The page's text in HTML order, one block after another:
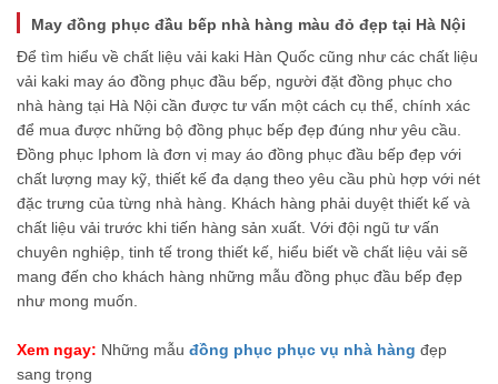
May đồng phục đầu bếp nhà hàng màu đỏ đẹp tại Hà Nội
Để tìm hiểu về chất liệu vải kaki Hàn Quốc cũng như các chất liệu
vải kaki may áo đồng phục đầu bếp, người đặt đồng phục cho
nhà hàng tại Hà Nội cần được tư vấn một cách cụ thể, chính xác
để mua được những bộ đồng phục bếp đẹp đúng như yêu cầu.
Đồng phục Iphom là đơn vị may áo đồng phục đầu bếp đẹp với
chất lượng may kỹ, thiết kế đa dạng theo yêu cầu phù hợp với nét
đặc trưng của từng nhà hàng. Khách hàng phải duyệt thiết kế và
chất liệu vải trước khi tiến hàng sản xuất. Với đội ngũ tư vấn
chuyên nghiệp, tinh tế trong thiết kế, hiểu biết về chất liệu vải sẽ
mang đến cho khách hàng những mẫu đồng phục đầu bếp đẹp
như mong muốn.
Xem ngay: Những mẫu đồng phục phục vụ nhà hàng đẹp
sang trọng